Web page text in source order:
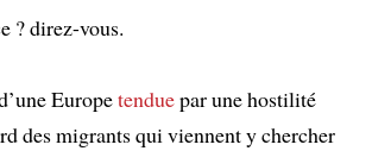
? direz-vous.
Europetenduepar une hostilité
des migrants qui viennent y chercher